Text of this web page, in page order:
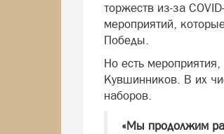
торжеств из-за
мероприятий,
Победы.
Но есть
Кувшинников. В их
наборов.
«Мы продолжим